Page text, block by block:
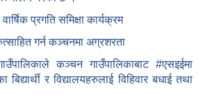
प्रगति समिक्षा कार्यक्रम
गर्न कञ्चनमा अग्रशरता
कञ्चन गाउँपालिकाबाट #एसइईमा
बिद्यार्थी र विद्यालयहरुलाई विहिवार बधाई तथा